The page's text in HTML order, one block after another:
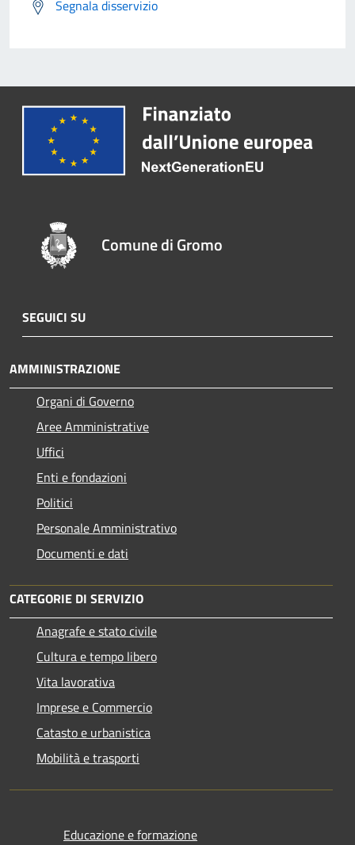
Segnala disservizio
Comune di Gromo
SEGUICI SU
AMMINISTRAZIONE
Organi di Governo
Aree Amministrative
Uffici
Enti e fondazioni
Politici
Personale Amministrativo
Documenti e dati
CATEGORIE DI SERVIZIO
Anagrafe e stato civile
Cultura e tempo libero
Vita lavorativa
Imprese e Commercio
Catasto e urbanistica
Mobilità e trasporti
Educazione e formazione